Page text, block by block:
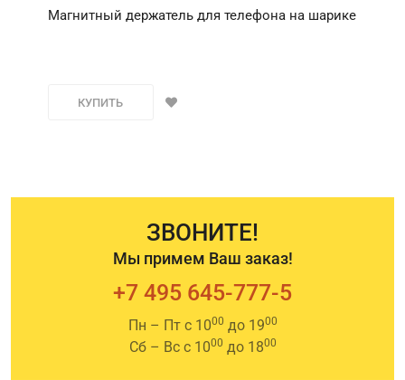
Магнитный держатель для телефона на шарике
КУПИТЬ
ЗВОНИТЕ!
Мы примем Ваш заказ!
+7 495 645-777-5
Пн – Пт с 1000 до 1900
Сб – Вс с 1000 до 1800